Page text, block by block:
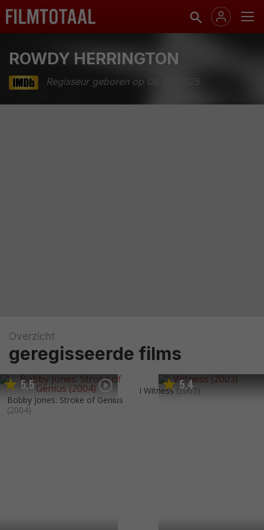
ROWDY HERRINGTON
Regisseur geboren op 08.02.2025
Overzicht
geregisseerde films
5,5
Bobby Jones: Stroke of Genius
(2004)
5,4
I Witness (2003)